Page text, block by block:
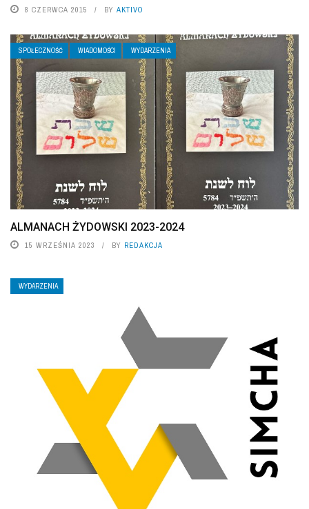
8 CZERWCA 2015 BY AKTIVO
SPOŁECZNOŚĆ WIADOMOŚCI WYDARZENIA
ALMANACH ŻYDOWSKI 2023-2024
15 WRZEŚNIA 2023 BY REDAKCJA
WYDARZENIA